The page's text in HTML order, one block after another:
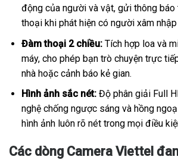
động của người và vật, gửi thông
thoại khi phát hiện có người xâm
Đàm thoại 2 chiều:Tích hợp loa và
máy, cho phép bạn trò chuyện trực
nhà hoặc cảnh báo kẻ gian.
Hình ảnh sắc nét:Độ phân giải Full
nghệ chống ngược sáng và hồng
hình ảnh luôn rõ nét trong mọi điều
Các dòng Camera Viettel